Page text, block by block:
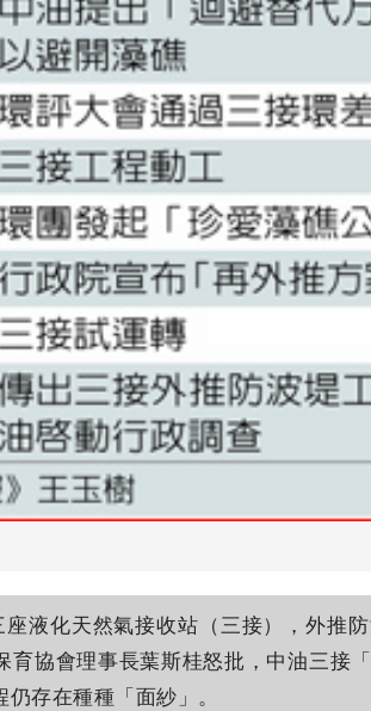
液化天然氣接收站（三接），外推
育協會理事長葉斯桂怒批，中油三接
存在種種「面紗」。